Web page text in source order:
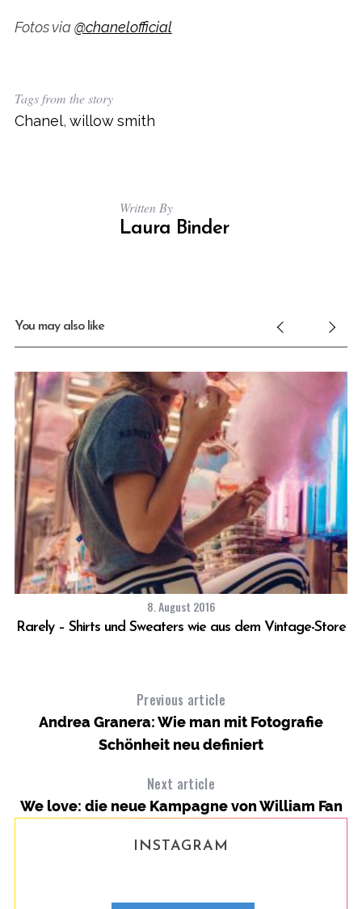
Fotos via @chanelofficial
Tags from the story
Chanel, willow smith
Written By
Laura Binder
You may also like
8. August 2016
Rarely – Shirts und Sweaters wie aus dem Vintage-Store
Previous article
Andrea Granera: Wie man mit Fotografie
Schönheit neu definiert
Next article
We love: die neue Kampagne von William Fan
INSTAGRAM
f